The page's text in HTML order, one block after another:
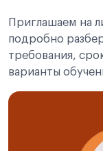
Приглашаем на
подробно
требования,
варианты